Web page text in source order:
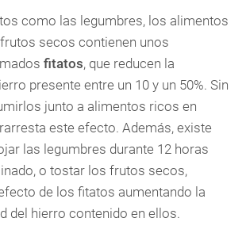
como las legumbres, los alimentos
secos contienen unos
fitatos, que reducen la
presente entre un 10 y un 50%. Sin
junto a alimentos ricos en
este efecto. Además, existe
las legumbres durante 12 horas
o tostar los frutos secos,
de los fitatos aumentando la
del hierro contenido en ellos.